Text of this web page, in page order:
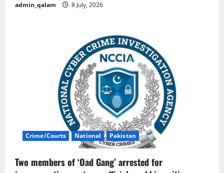
admin_qalam 8 July, 2026
Crime/Courts National Pakistan
Two members of ‘Oad Gang’ arrested for